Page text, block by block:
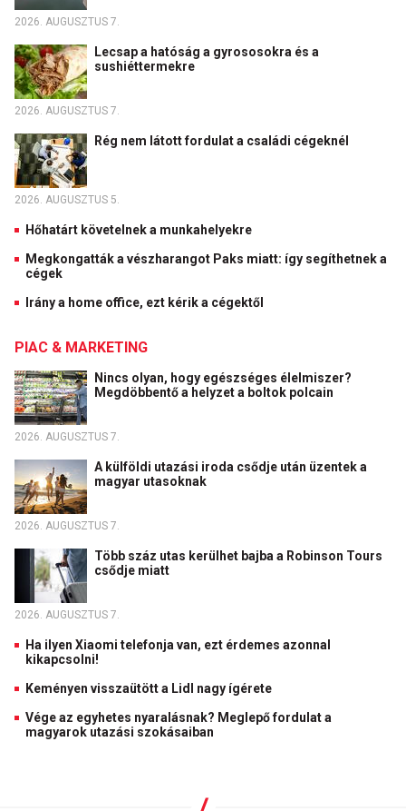
2026. AUGUSZTUS 7.
Lecsap a hatóság a gyrososokra és a
sushiéttermekre
2026. AUGUSZTUS 7.
Rég nem látott fordulat a családi cégeknél
2026. AUGUSZTUS 5.
Hőhatárt követelnek a munkahelyekre
Megkongatták a vészharangot Paks miatt: így segíthetnek a
cégek
Irány a home office, ezt kérik a cégektől
PIAC & MARKETING
Nincs olyan, hogy egészséges élelmiszer?
Megdöbbentő a helyzet a boltok polcain
2026. AUGUSZTUS 7.
A külföldi utazási iroda csődje után üzentek a
magyar utasoknak
2026. AUGUSZTUS 7.
Több száz utas kerülhet bajba a Robinson Tours
csődje miatt
2026. AUGUSZTUS 7.
Ha ilyen Xiaomi telefonja van, ezt érdemes azonnal
kikapcsolni!
Keményen visszaütött a Lidl nagy ígérete
Vége az egyhetes nyaralásnak? Meglepő fordulat a
magyarok utazási szokásaiban